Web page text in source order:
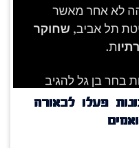
כ־150 חשבונות פעלו לכאורה